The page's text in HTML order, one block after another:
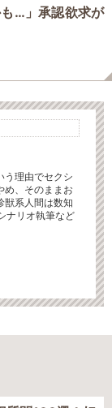
も…」承認欲求が
う理由でセクシ
め、そのままお
獣系人間は数知
ナリオ執筆など